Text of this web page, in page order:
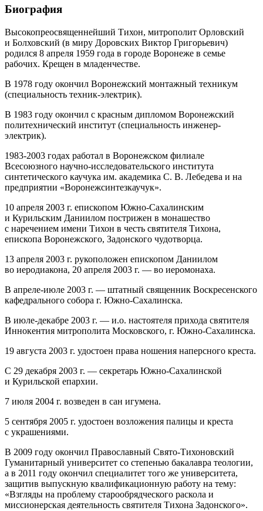
Биография
Высокопреосвященнейший Тихон, митрополит Орловский
и Болховский (в миру Доровских Виктор Григорьевич)
родился 8 апреля 1959 года в городе Воронеже в семье
рабочих. Крещен в младенчестве.
В 1978 году окончил Воронежский монтажный техникум
(специальность техник‐электрик).
В 1983 году окончил с красным дипломом Воронежский
политехнический институт (специальность инженер-
электрик).
1983-2003 годах работал в Воронежском филиале
Всесоюзного научно-исследовательского института
синтетического каучука им. академика С. В. Лебедева и на
предприятии «Воронежсинтезкаучук».
10 апреля 2003 г. епископом Южно‐Сахалинским
и Курильским Даниилом пострижен в монашество
с наречением имени Тихон в честь святителя Тихона,
епископа Воронежского, Задонского чудотворца.
13 апреля 2003 г. рукоположен епископом Даниилом
во иеродиакона, 20 апреля 2003 г. — во иеромонаха.
В апреле‐июле 2003 г. — штатный священник Воскресенского
кафедрального собора г. Южно‐Сахалинска.
В июле‐декабре 2003 г. — и.о. настоятеля прихода святителя
Иннокентия митрополита Московского, г. Южно‐Сахалинска.
19 августа 2003 г. удостоен права ношения наперсного креста.
С 29 декабря 2003 г. — секретарь Южно‐Сахалинской
и Курильской епархии.
7 июля 2004 г. возведен в сан игумена.
5 сентября 2005 г. удостоен возложения палицы и креста
с украшениями.
В 2009 году окончил Православный Свято-Тихоновский
Гуманитарный университет со степенью бакалавра теологии,
а в 2011 году окончил специалитет того же университета,
защитив выпускную квалификационную работу на тему:
«Взгляды на проблему старообрядческого раскола и
миссионерская деятельность святителя Тихона Задонского».